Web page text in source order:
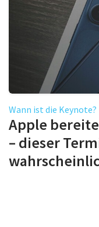
Wann ist die Keynote?
Apple
– dieser